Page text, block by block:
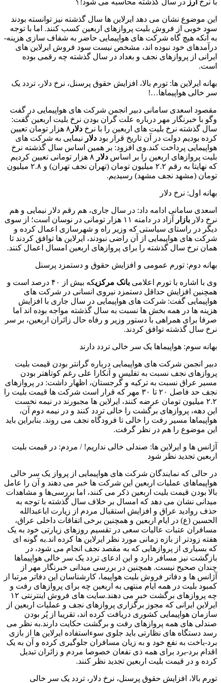
با نرخ ارز در سال گذشته محاسبه می شود!؟
این موضوع نشان می دهد ایرلاین ها سال گذشته نیز توانسته بودند
سود خوبی از فروش بلیت پروازهای اربعین کسب کنند. اما با توجه
به آنکه هیچ گاه شرکت های هواپیمایی حاضر به شفاف سازی هزینه-
درآمدهای خود نبوده اند، مشخص نیست سود فروش ایرلاین های
ایرانی از پروازهای نجف و بغداد در سال گذشته چه رقمی بوده
است.
بهانه ایرلاین ها: تورم بالا، افزایش حقوق پرسنل، نرخ دلار، تردد یک
سر خالی هواپیماها…!
مقصود اسعدی سامانی دبیر انجمن شرکت های هواپیمایی در گفت
وگو با خبرنگار مهر درباره علت گران بودن نرخ بلیت اربعین گفت:
سال گذشته نرخ بلیت های اربعین را با نرخ دلار
۸ هزار تومان تعیین
کرده بودیم دولت در آن تاریخ قرار بود دلار نیمایی به شرکت های
هواپیمایی پرداخت کند.وی افزود: بر همین اساس سال گذشته نرخ
بلیت پروازهای اربعین را بر اساس دلار
۸ هزار تومانی تعیین کردیم
که نهایتا به رقم ۲.۲ میلیون تومان (تهران نجف تهران) و ۲.۸ میلیون
تومان (مشهد نجف مشهد) رسیدیم.
بهانه اول: نرخ دلار
اسعدی سامانی ادامه داد: در سال جاری، هم رقم دلار نیمایی و هم
نرخ دلار بازار
آزاد در دامنه ۱۱ هزار تومانی در نوسان است؛ از سوی
دیگر در راستای سیاستی که وزیر راه و شهرسازی اعمال کرده و
شرکت های هواپیمایی از آن راضی نبودند، ایرلاین ها توافق کردند تا
همان نرخ سال گذشته را برای پروازهای اربعین امسال اعمال کنند.
بهانه دوم: تورم عمومی و افزایش حقوق و دستمزد پرسنل
وی با اشاره با تورم اعلامی بانک مرکزی
که بیش از ۴۰ درصد است و
همچنین افزایش حداقل دستمزد نیروی انسانی در شرکت های
هواپیمایی گفت: شرکت های هواپیمایی در سال جاری با افزایش
هزینه ها در همه بخش ها نسبت به سال گذشته مواجه بوده اند اما
صرفا برای همراهی با دستور وزیر و رفاه حال زائران اربعین، بر سر
نرخ سال گذشته توافق کردند.
بهانه سوم: هواپیماها یک سر خالی تردد دارند
دبیر انجمن شرکت های هواپیمایی درباره گرانتر بودن قیمت بلیت
پروازهای نجف نسبت به تفلیس و آنکارا علی رغم کوتاهتر بودن
مسیر عراق نسبت به ترکیه و گرجستان، اظهار داشت: در پروازهای
نجف حد فاصل ۲۰ تا ۳۰ مهر که قرار است شرکت ها قیمت بلیت را
۲.۲ میلیون تومان عرضه کنند، ایرلاین ها مجبورند در نیمه نخست
این دهه، پروازهای برگشت را خالی تردد کنند و در نیمه دوم آن،
هواپیماها مسیر رفت را خالی تا فرودگاه نجف می روند. بنابراین باید
این موضوع را هم در نظر گرفت.
آژانس ها و ایرلاین ها: صندلی خالی نداریم! / مردم: در قیمت بلیت
اربعین تجدید نظر شود
در حالی که نمایندگان شرکت های هواپیمایی از پرواز یک سر خالی
هواپیماهای عملیات اربعین این شرکت ها خبر می دهند و آن را عامل
بالا بودن قیمت بلیت اربعین ذکر می کنند، اما بررسی‌ها و مشاهدات
میدانی نشان می دهد که امسال بر خلاف سال گذشته با توجه به
حذف روادید عراق و افزایش استقبال مردم از زیارت اباعبدالله
الحسین (ع) در ایام اربعین و همچنین برخی اتفاقات داخلی عراق،
مسافران عتبات عالیات سعی در تقسیم روزهای زیارتی خود به یک
هفته زودتر از بازه زمانی مورد نظر ایرلاین ها کرده اند.به گونه ای
که بسیاری از پروازهایی که به مقصد نجف انجام می شود، در
بازگشت نیز مسافر دارد و این ادعای تردد یک سر خالی هواپیماها
چندان صحیح نیست. همچنین در بررسی میدانی خبرنگار مهر از
آژانس ها و دفاتر فروش بلیت هواپیما، کارشناسان این دفاتر مرتبا از
کمبود بلیت در همه ایام منتهی به اربعین چه برای پروازهای رفت و
چه پروازهای برگشت خبر می دهند.سایت های فروش اینترنتی ۱۲
ایرلاین ایرانی که مجوز برگزاری پروازهای نجف و عملیات اربعین از
سازمان هواپیمایی کشوری دریافت کرده اند، تقریبا از پُر بودن
صندلی های همه پروازهای رفت و برگشت حکایت دارند.به نظر می
رسد دستگاه های نظارتی باید جلوی سوءاستفاده ایرلاین ها از بازی
برد-باخت به نفع خود و به زیان مسافران جلوگیری کرده و آن به یک
اقدام برد-برد برای همه ذی نفعان خصوصا مردم و زائران تبدیل
کرده و در قیمت بلیت اربعین تجدید نظر کنند.
تورم بالا، افزایش حقوق پرسنل، نرخ دلار، تردد یک سر خالی